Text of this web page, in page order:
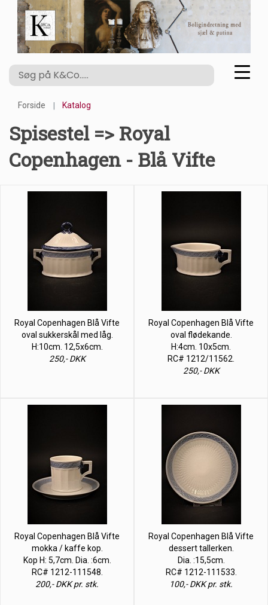
Forside Katalog
Spisestel => Royal
Copenhagen - Blå Vifte
Royal Copenhagen Blå Vifte
oval sukkerskål med låg.
H:10cm. 12,5x6cm.
250,- DKK
Royal Copenhagen Blå Vifte
oval flødekande.
H:4cm. 10x5cm.
RC# 1212/11562.
250,- DKK
Royal Copenhagen Blå Vifte
mokka / kaffe kop.
Kop H: 5,7cm. Dia. :6cm.
RC# 1212-111548.
200,- DKK pr. stk.
Royal Copenhagen Blå Vifte
dessert tallerken.
Dia. :15,5cm.
RC# 1212-111533.
100,- DKK pr. stk.